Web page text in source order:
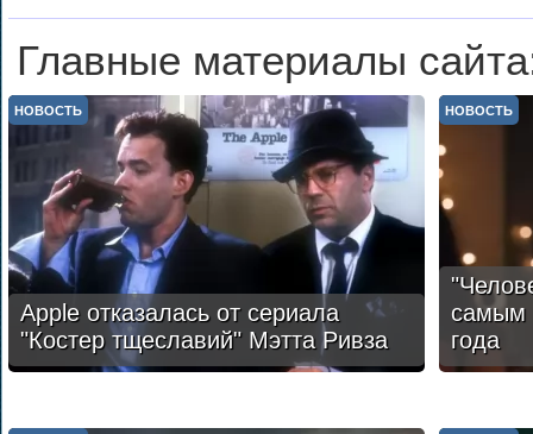
Главные материалы
Apple отказалась от сериала
"Костер тщеславий" Мэтта Ривза
НОВОСТЬ
самым
года
НОВОСТЬ